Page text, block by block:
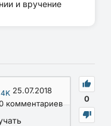
и вручение
0
25.07.2018
комментариев